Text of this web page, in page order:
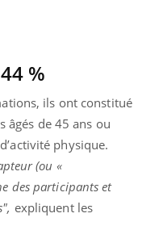
%
ils ont constitué
âgés de 45 ans ou
physique.
(ou «
des participants et
expliquent les